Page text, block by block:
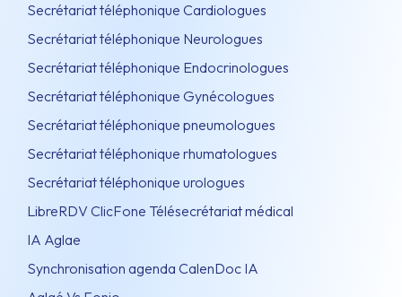
Secrétariat téléphonique Cardiologues
Secrétariat téléphonique Neurologues
Secrétariat téléphonique Endocrinologues
Secrétariat téléphonique Gynécologues
Secrétariat téléphonique pneumologues
Secrétariat téléphonique rhumatologues
Secrétariat téléphonique urologues
LibreRDV ClicFone Télésecrétariat médical
IA Aglae
Synchronisation agenda CalenDoc IA